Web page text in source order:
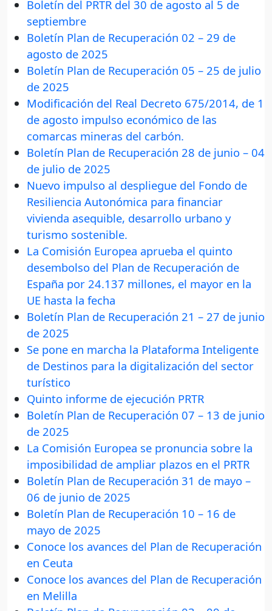
Boletín del PRTR del 30 de agosto al 5 de
septiembre
Boletín Plan de Recuperación 02 – 29 de
agosto de 2025
Boletín Plan de Recuperación 05 – 25 de julio
de 2025
Modificación del Real Decreto 675/2014, de 1
de agosto impulso económico de las
comarcas mineras del carbón.
Boletín Plan de Recuperación 28 de junio – 04
de julio de 2025
Nuevo impulso al despliegue del Fondo de
Resiliencia Autonómica para financiar
vivienda asequible, desarrollo urbano y
turismo sostenible.
La Comisión Europea aprueba el quinto
desembolso del Plan de Recuperación de
España por 24.137 millones, el mayor en la
UE hasta la fecha
Boletín Plan de Recuperación 21 – 27 de junio
de 2025
Se pone en marcha la Plataforma Inteligente
de Destinos para la digitalización del sector
turístico
Quinto informe de ejecución PRTR
Boletín Plan de Recuperación 07 – 13 de junio
de 2025
La Comisión Europea se pronuncia sobre la
imposibilidad de ampliar plazos en el PRTR
Boletín Plan de Recuperación 31 de mayo –
06 de junio de 2025
Boletín Plan de Recuperación 10 – 16 de
mayo de 2025
Conoce los avances del Plan de Recuperación
en Ceuta
Conoce los avances del Plan de Recuperación
en Melilla